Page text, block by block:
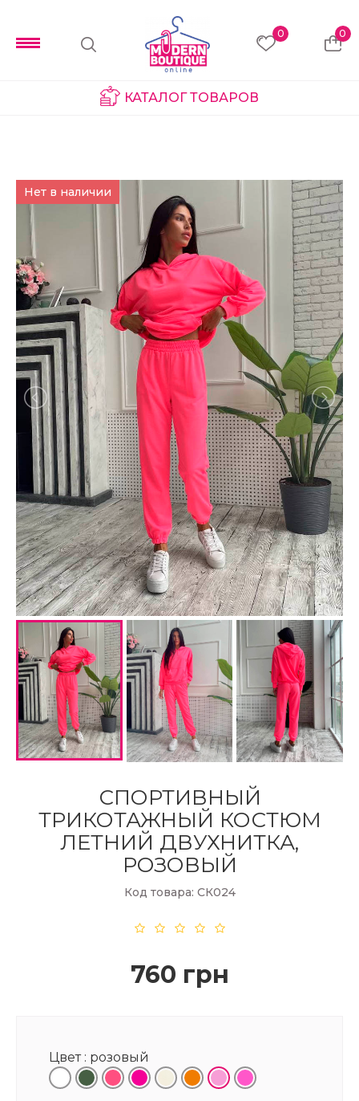
0 0
КАТАЛОГ ТОВАРОВ
Нет в наличии
СПОРТИВНЫЙ
ТРИКОТАЖНЫЙ КОСТЮМ
ЛЕТНИЙ ДВУХНИТКА,
РОЗОВЫЙ
Код товара: СК024
760 грн
Цвет : розовый